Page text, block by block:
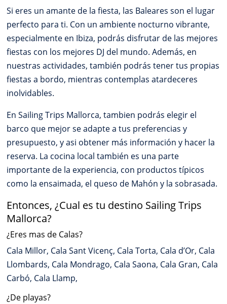
Si eres un amante de la fiesta, las Baleares son el lugar
perfecto para ti. Con un ambiente nocturno vibrante,
especialmente en Ibiza, podrás disfrutar de las mejores
fiestas con los mejores DJ del mundo. Además, en
nuestras actividades, también podrás tener tus propias
fiestas a bordo, mientras contemplas atardeceres
inolvidables.
En Sailing Trips Mallorca, tambien podrás elegir el
barco que mejor se adapte a tus preferencias y
presupuesto, y asi obtener más información y hacer la
reserva. La cocina local también es una parte
importante de la experiencia, con productos típicos
como la ensaimada, el queso de Mahón y la sobrasada.
Entonces, ¿Cual es tu destino Sailing Trips
Mallorca?
¿Eres mas de Calas?
Cala Millor, Cala Sant Vicenç, Cala Torta, Cala d’Or, Cala
Llombards, Cala Mondrago, Cala Saona, Cala Gran, Cala
Carbó, Cala Llamp,
¿De playas?